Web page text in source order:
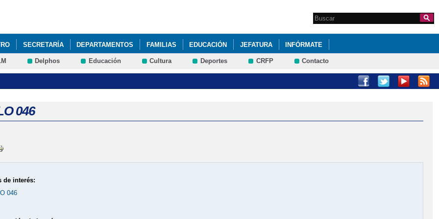
Formulario de
búsqueda
Search this site
SECRETARÍA DEPARTAMENTOS FAMILIAS EDUCACIÓN JEFATURA INFÓRMATE
Delphos Educación Cultura Deportes CRFP Contacto
046
de interés:
046